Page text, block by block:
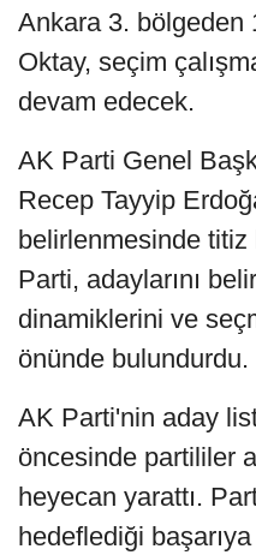
Ankara 3. bölgeden
Oktay, seçim
devam edecek.
AK Parti Genel
Recep Tayyip
belirlenmesinde titiz
Parti, adaylarını
dinamiklerini ve
önünde bulundurdu.
AK Parti'nin aday
öncesinde partililer
heyecan yarattı.
hedeflediği